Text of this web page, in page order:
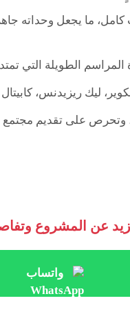
الطويلة التي
ليك ريزيدنس،
وتحرص على تقديم
عن المشروع
واتساب